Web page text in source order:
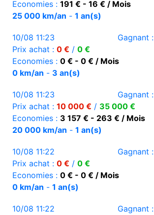
Economies : 191 € - 16 € / Mois
25 000 km/an - 1 an(s)
10/08 11:23 Gagnant :
Prix achat : 0 € / 0 €
Economies : 0 € - 0 € / Mois
0 km/an - 3 an(s)
10/08 11:23 Gagnant :
Prix achat : 10 000 € / 35 000 €
Economies : 3 157 € - 263 € / Mois
20 000 km/an - 1 an(s)
10/08 11:22 Gagnant :
Prix achat : 0 € / 0 €
Economies : 0 € - 0 € / Mois
0 km/an - 1 an(s)
10/08 11:22 Gagnant :